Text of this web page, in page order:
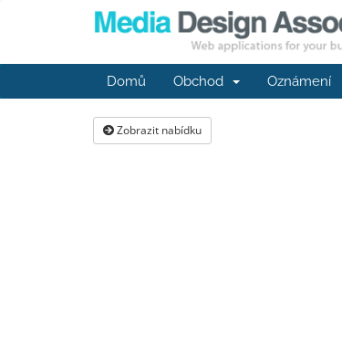
Domů Obchod Oznámení
Zobrazit nabídku